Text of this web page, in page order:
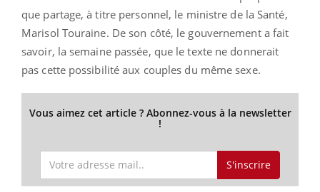
que partage, à titre personnel, le ministre de la Santé,
Marisol Touraine. De son côté, le gouvernement a fait
savoir, la semaine passée, que le texte ne donnerait
pas cette possibilité aux couples du même sexe.
Vous aimez cet article ? Abonnez-vous à la newsletter
!
S'inscrire